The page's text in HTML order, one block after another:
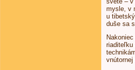
mysle, v
u
duše sa
riaditeľku